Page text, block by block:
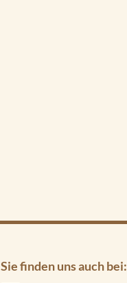
Sie finden uns auch bei: